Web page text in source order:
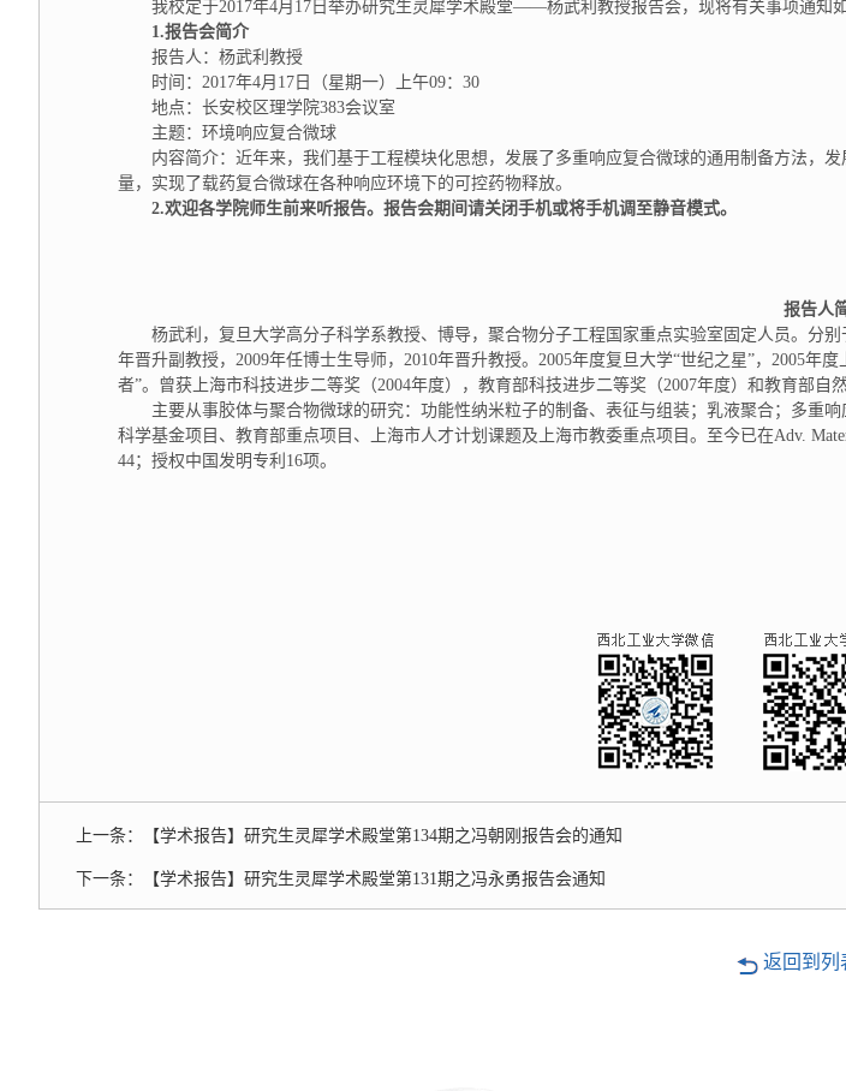
我校定于2017年4月17日举办研究生灵犀学术殿堂——杨武利教授报告会，现将有关事项通知如
1.报告会简介
报告人：杨武利教授
时间：2017年4月17日（星期一）上午09：30
地点：长安校区理学院383会议室
主题：环境响应复合微球
内容简介：近年来，我们基于工程模块化思想，发展了多重响应复合微球的通用制备方法，
量，实现了载药复合微球在各种响应环境下的可控药物释放。
2.欢迎各学院师生前来听报告。报告会期间请关闭手机或将手机调至静音模式。
报告人
杨武利，复旦大学高分子科学系教授、博导，聚合物分子工程国家重点实验室固定人员。分
年晋升副教授，2009年任博士生导师，2010年晋升教授。2005年度复旦大学“世纪之星”，2005年
者”。曾获上海市科技进步二等奖（2004年度），教育部科技进步二等奖（2007年度）和教育部自
主要从事胶体与聚合物微球的研究：功能性纳米粒子的制备、表征与组装；乳液聚合；多重
科学基金项目、教育部重点项目、上海市人才计划课题及上海市教委重点项目。至今已在Adv.
44；授权中国发明专利16项。
上一条： 【学术报告】研究生灵犀学术殿堂第134期之冯朝刚报告会的通知
下一条： 【学术报告】研究生灵犀学术殿堂第131期之冯永勇报告会通知
返回到列